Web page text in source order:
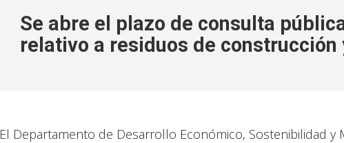
Se abre el plazo de consulta
relativo a residuos de construcción
El Departamento de Desarrollo Económico, Sostenibilidad